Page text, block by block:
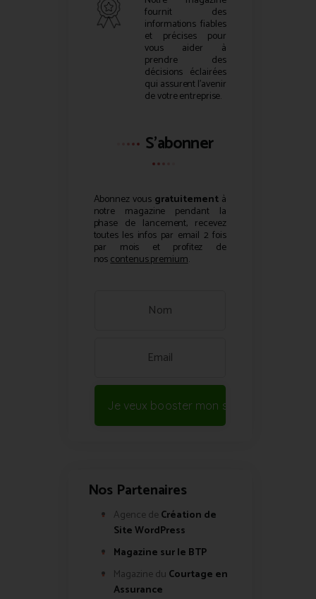
fournit des
informations fiables
et précises pour
vous aider à
prendre des
décisions éclairées
qui assurent l’avenir
de votre entreprise.
S'abonner
Abonnez vous gratuitementà
notre magazine pendant la
phase de lancement, recevez
toutes les infos par email 2 fois
par mois et profitez de
noscontenus premium.
Je veux booster mon site !
Nos Partenaires
Agence de Création de
Site WordPress
Magazine sur le BTP
Magazine du Courtage en
Assurance